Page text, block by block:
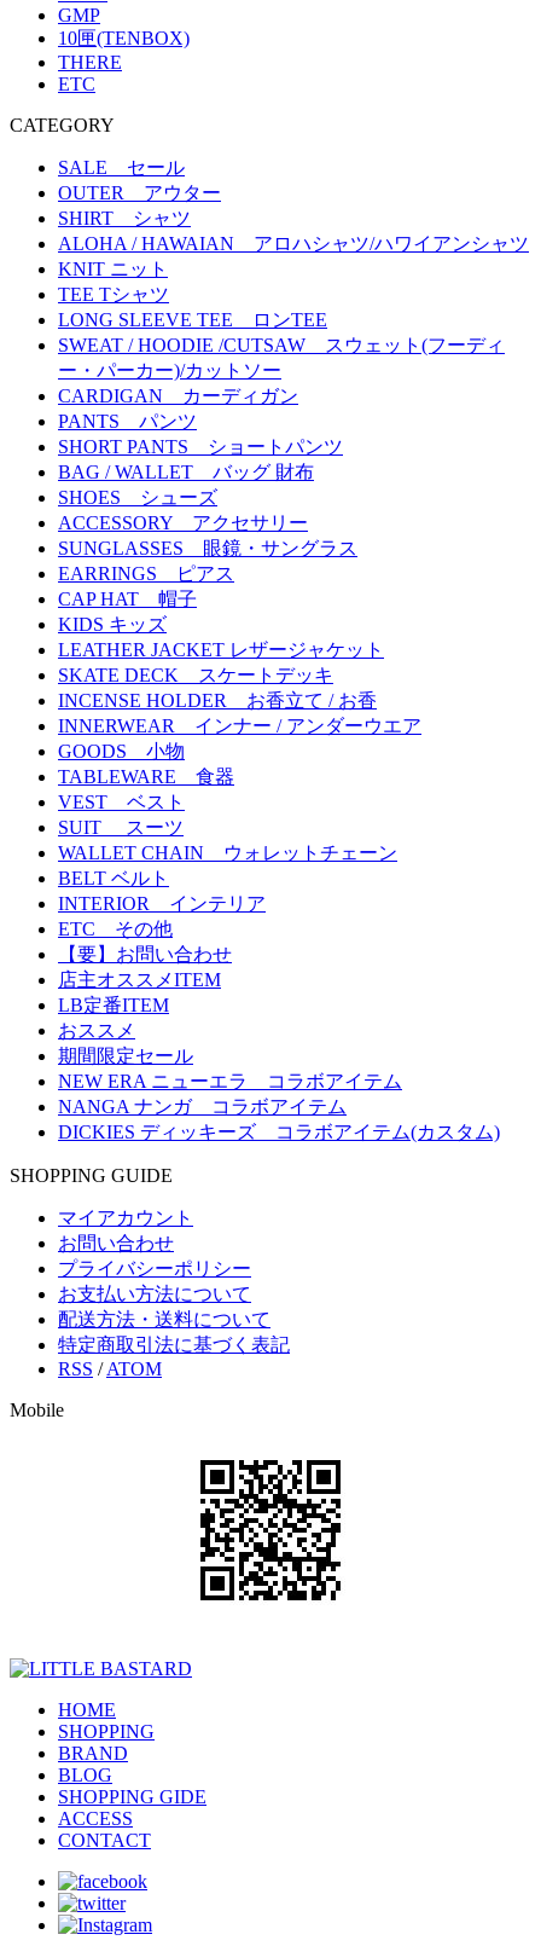
GMP
10匣(TENBOX)
THERE
ETC
CATEGORY
SALE セール
OUTER アウター
SHIRT シャツ
ALOHA / HAWAIAN アロハシャツ/ハワイアンシャツ
KNIT ニット
TEE Tシャツ
LONG SLEEVE TEE ロンTEE
SWEAT / HOODIE /CUTSAW スウェット(フーディ
ー・パーカー)/カットソー
CARDIGAN カーディガン
PANTS パンツ
SHORT PANTS ショートパンツ
BAG / WALLET バッグ 財布
SHOES シューズ
ACCESSORY アクセサリー
SUNGLASSES 眼鏡・サングラス
EARRINGS ピアス
CAP HAT 帽子
KIDS キッズ
LEATHER JACKET レザージャケット
SKATE DECK スケートデッキ
INCENSE HOLDER お香立て / お香
INNERWEAR インナー / アンダーウエア
GOODS 小物
TABLEWARE 食器
VEST ベスト
SUIT スーツ
WALLET CHAIN ウォレットチェーン
BELT ベルト
INTERIOR インテリア
ETC その他
【要】お問い合わせ
店主オススメITEM
LB定番ITEM
おススメ
期間限定セール
NEW ERA ニューエラ コラボアイテム
NANGA ナンガ コラボアイテム
DICKIES ディッキーズ コラボアイテム(カスタム)
SHOPPING GUIDE
マイアカウント
お問い合わせ
プライバシーポリシー
お支払い方法について
配送方法・送料について
特定商取引法に基づく表記
RSS /ATOM
Mobile
HOME
SHOPPING
BRAND
BLOG
SHOPPING GIDE
ACCESS
CONTACT